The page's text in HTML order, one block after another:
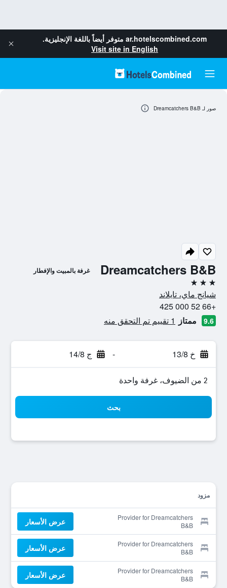
ar.hotelscombined.com متوفر أيضاً باللغة الإنجليزية.
Visit site in English
Dreamcatchers B&B غرفة بالمبيت والإفطار
3 نجوم
شيانج ماي، تايلاند
+66 52 000 425
9.6 ممتاز 1 تقييم تم التحقق منه
خ 13/8 - ج 14/8
2 من الضيوف، غرفة واحدة
بحث
مزود
Provider for Dreamcatchers
B&B
عرض الأسعار
Provider for Dreamcatchers
B&B
عرض الأسعار
Provider for Dreamcatchers
B&B
عرض الأسعار
صور لـ Dreamcatchers B&B